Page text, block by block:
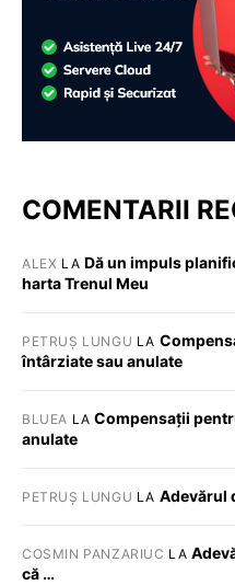
COMENTARII
ALEX LA Dă un impuls
harta Trenul Meu
PETRUȘ LUNGU LA
întârziate sau anulate
BLUEA LACompensații
anulate
PETRUȘ LUNGU LA Adevărul
COSMIN PANZARIUC LA
că …